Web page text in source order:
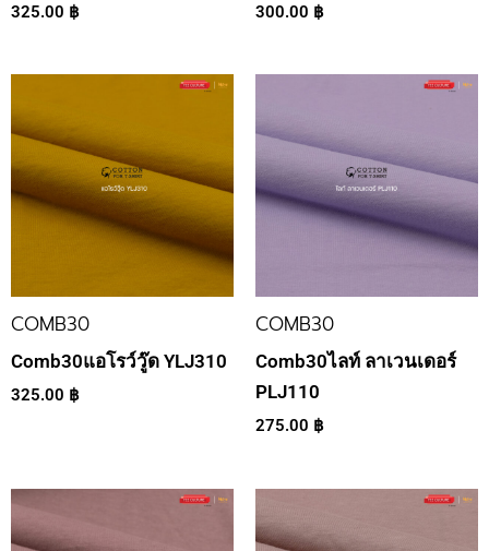
325.00 ฿ 300.00 ฿
COMB30
Comb30แอโรว์วู๊ด YLJ310
325.00 ฿
COMB30
Comb30ไลท์ ลาเวนเดอร์
PLJ110
275.00 ฿